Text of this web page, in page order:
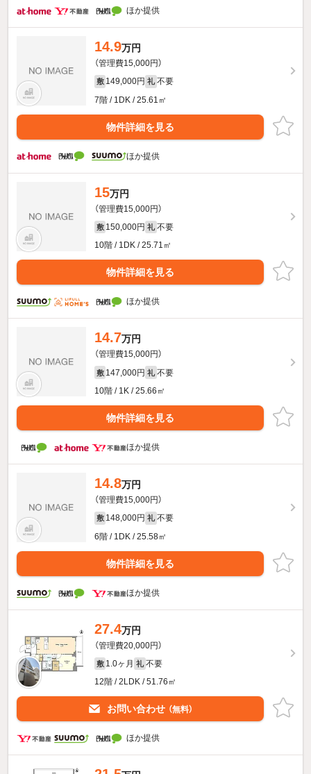
ほか提供
14.9万円
（管理費15,000円）
敷 149,000円 礼 不要
7階 / 1DK / 25.61㎡
物件詳細を見る
ほか提供
15万円
（管理費15,000円）
敷 150,000円 礼 不要
10階 / 1DK / 25.71㎡
物件詳細を見る
ほか提供
14.7万円
（管理費15,000円）
敷 147,000円 礼 不要
10階 / 1K / 25.66㎡
物件詳細を見る
ほか提供
14.8万円
（管理費15,000円）
敷 148,000円 礼 不要
6階 / 1DK / 25.58㎡
物件詳細を見る
ほか提供
27.4万円
（管理費20,000円）
敷 1.0ヶ月 礼 不要
12階 / 2LDK / 51.76㎡
お問い合わせ （無料）
ほか提供